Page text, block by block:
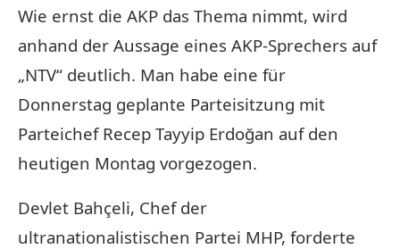
Wie ernst die AKP das Thema nimmt, wird
anhand der Aussage eines AKP-Sprechers auf
„NTV“ deutlich. Man habe eine für
Donnerstag geplante Parteisitzung mit
Parteichef Recep Tayyip Erdoğan auf den
heutigen Montag vorgezogen.
Devlet Bahçeli, Chef der
ultranationalistischen Partei MHP, forderte